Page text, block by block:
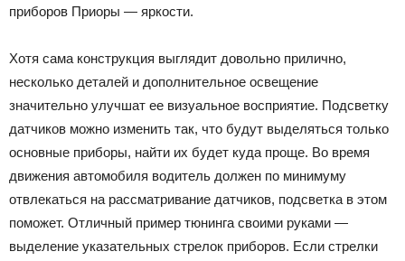
приборов Приоры — яркости.
Хотя сама конструкция выглядит довольно прилично,
несколько деталей и дополнительное освещение
значительно улучшат ее визуальное восприятие. Подсветку
датчиков можно изменить так, что будут выделяться только
основные приборы, найти их будет куда проще. Во время
движения автомобиля водитель должен по минимуму
отвлекаться на рассматривание датчиков, подсветка в этом
поможет. Отличный пример тюнинга своими руками —
выделение указательных стрелок приборов. Если стрелки